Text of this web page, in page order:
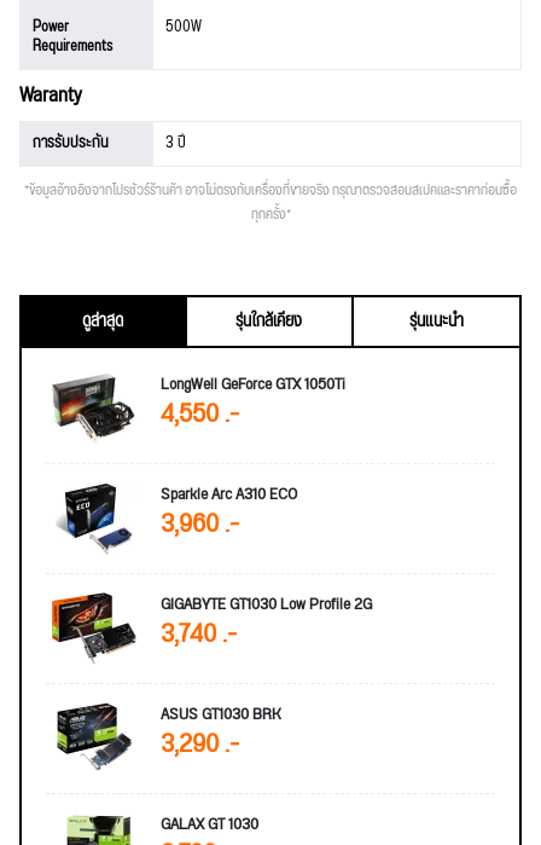
Power
Requirements
500W
Waranty
การรับประกัน 3 ปี
*ข้อมูลอ้างอิงจากโปรชัวร์ร้านค้า อาจไม่ตรงกับเครื่องที่ขายจริง กรุณาตรวจสอบสเปคและราคาก่อนซื้อ
ทุกครั้ง*
ดูล่าสุด รุ่นใกล้เคียง
รุ่นแนะนำ
LongWell GeForce GTX 1050Ti
4,550 .-
Sparkle Arc A310 ECO
3,960 .-
GIGABYTE GT1030 Low Profile 2G
3,740 .-
ASUS GT1030 BRK
3,290 .-
GALAX GT 1030